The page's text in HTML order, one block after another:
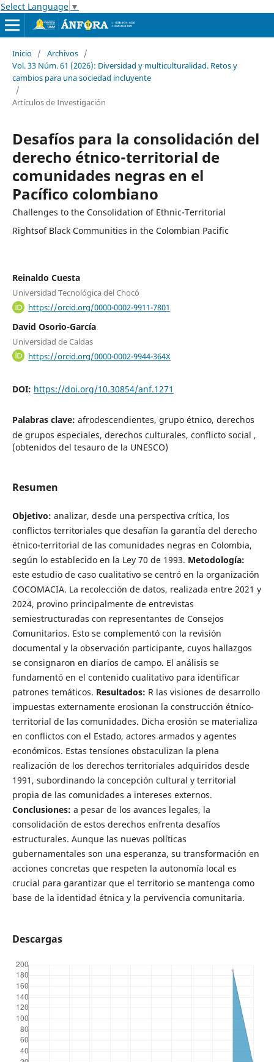
Select Language ▼
Inicio / Archivos /
Vol. 33 Núm. 61 (2026): Diversidad y multiculturalidad. Retos y
cambios para una sociedad incluyente
/
Artículos de Investigación
Desafíos para la consolidación del
derecho étnico-territorial de
comunidades negras en el
Pacífico colombiano
Challenges to the Consolidation of Ethnic-Territorial
Rightsof Black Communities in the Colombian Pacific
Reinaldo Cuesta
Universidad Tecnológica del Chocó
https://orcid.org/0000-0002-9911-7801
David Osorio-García
Universidad de Caldas
https://orcid.org/0000-0002-9944-364X
DOI: https://doi.org/10.30854/anf.1271
Palabras clave: afrodescendientes, grupo étnico, derechos
de grupos especiales, derechos culturales, conflicto social ,
(obtenidos del tesauro de la UNESCO)
Resumen
Objetivo: analizar, desde una perspectiva crítica, los
conflictos territoriales que desafían la garantía del derecho
étnico-territorial de las comunidades negras en Colombia,
según lo establecido en la Ley 70 de 1993. Metodología:
este estudio de caso cualitativo se centró en la organización
COCOMACIA. La recolección de datos, realizada entre 2021 y
2024, provino principalmente de entrevistas
semiestructuradas con representantes de Consejos
Comunitarios. Esto se complementó con la revisión
documental y la observación participante, cuyos hallazgos
se consignaron en diarios de campo. El análisis se
fundamentó en el contenido cualitativo para identificar
patrones temáticos. Resultados: R las visiones de desarrollo
impuestas externamente erosionan la construcción étnico-
territorial de las comunidades. Dicha erosión se materializa
en conflictos con el Estado, actores armados y agentes
económicos. Estas tensiones obstaculizan la plena
realización de los derechos territoriales adquiridos desde
1991, subordinando la concepción cultural y territorial
propia de las comunidades a intereses externos.
Conclusiones: a pesar de los avances legales, la
consolidación de estos derechos enfrenta desafíos
estructurales. Aunque las nuevas políticas
gubernamentales son una esperanza, su transformación en
acciones concretas que respeten la autonomía local es
crucial para garantizar que el territorio se mantenga como
base de la identidad étnica y la pervivencia comunitaria.
Descargas